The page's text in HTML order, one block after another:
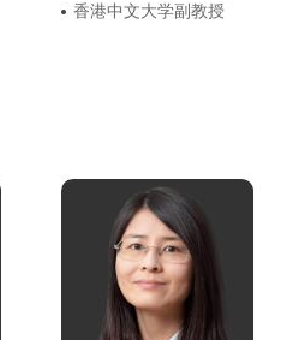
香港中文大学副教授